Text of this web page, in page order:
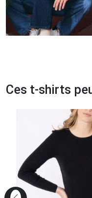
Ces t-shirts